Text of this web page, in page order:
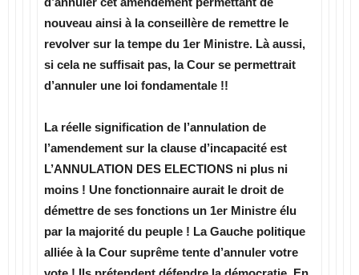
nouveau ainsi à la conseillère de remettre le
revolver sur la tempe du 1er Ministre. Là aussi,
si cela ne suffisait pas, la Cour se permettrait
d’annuler une loi fondamentale !!
La réelle signification de l’annulation de
l’amendement sur la clause d’incapacité est
L’ANNULATION DES ELECTIONS ni plus ni
moins ! Une fonctionnaire aurait le droit de
démettre de ses fonctions un 1er Ministre élu
par la majorité du peuple ! La Gauche politique
alliée à la Cour suprême tente d’annuler votre